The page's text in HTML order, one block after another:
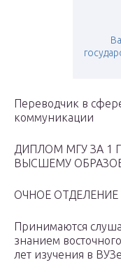
Переводчик в
коммуникации
ДИПЛОМ МГУ ЗА 1
ВЫСШЕМУ
ОЧНОЕ ОТДЕЛЕНИЕ
Принимаются
знанием
лет изучения в